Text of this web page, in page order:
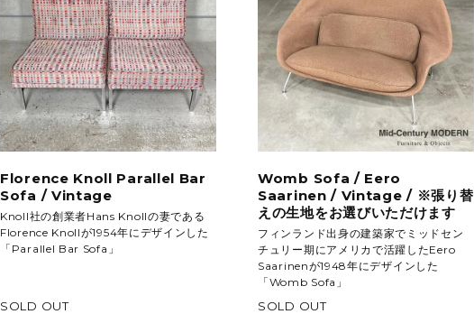
Florence Knoll Parallel Bar
Sofa / Vintage
Knoll社の創業者Hans Knollの妻である
Florence Knollが1954年にデザインした
「Parallel Bar Sofa」
SOLD OUT
Womb Sofa / Eero
Saarinen / Vintage / ※張り替
えの生地をお選びいただけます
フィンランド出身の建築家でミッドセン
チュリー期にアメリカで活躍したEero
Saarinenが1948年にデザインした
「Womb Sofa」
SOLD OUT